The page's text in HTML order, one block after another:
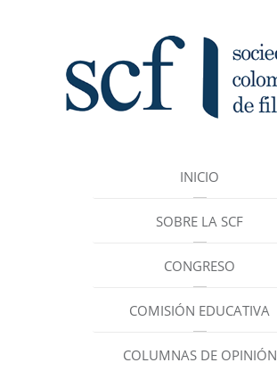
INICIO
SOBRE LA SCF
CONGRESO
COMISIÓN EDUCATIVA
COLUMNAS DE OPINIÓN